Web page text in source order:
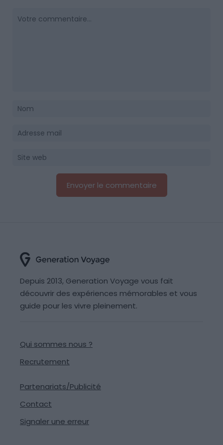
Depuis 2013, Generation Voyage vous fait
découvrir des expériences mémorables et vous
guide pour les vivre pleinement.
Qui sommes nous ?
Recrutement
Partenariats/Publicité
Contact
Signaler une erreur